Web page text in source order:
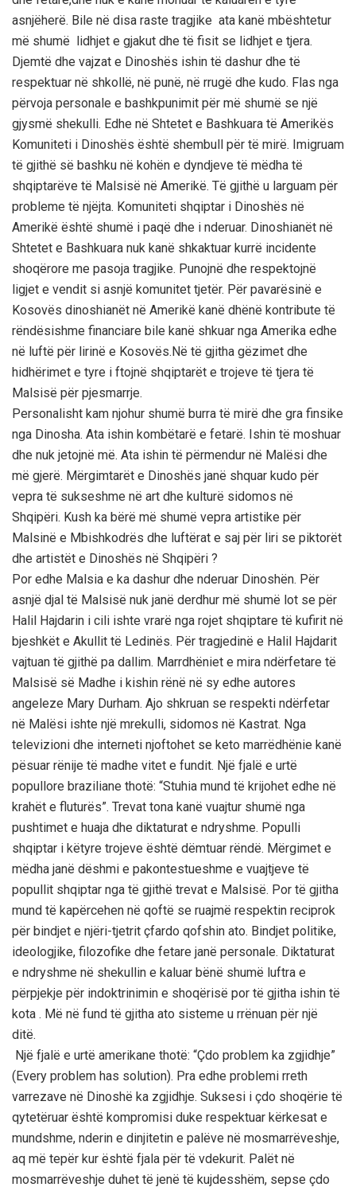
asnjёherё. Bile nё disa raste tragjike ata kanё mbёshtetur
mё shumё lidhjet e gjakut dhe tё fisit se lidhjet e tjera.
Djemtё dhe vajzat e Dinoshёs ishin tё dashur dhe tё
respektuar nё shkollё, nё punё, nё rrugё dhe kudo. Flas nga
pёrvoja personale e bashkpunimit pёr mё shumё se njё
gjysmё shekulli. Edhe nё Shtetet e Bashkuara tё Amerikёs
Komuniteti i Dinoshёs ёshtё shembull pёr tё mirё. Imigruam
tё gjithё sё bashku nё kohёn e dyndjeve tё mёdha tё
shqiptarёve tё Malsisё nё Amerikё. Tё gjithё u larguam pёr
probleme tё njёjta. Komuniteti shqiptar i Dinoshёs nё
Amerikё ёshtё shumё i paqё dhe i nderuar. Dinoshianёt nё
Shtetet e Bashkuara nuk kanё shkaktuar kurrё incidente
shoqёrore me pasoja tragjike. Punojnё dhe respektojnё
ligjet e vendit si asnjё komunitet tjetёr. Pёr pavarёsinё e
Kosovёs dinoshianёt nё Amerikё kanё dhёnё kontribute tё
rёndёsishme financiare bile kanё shkuar nga Amerika edhe
nё luftё pёr lirinё e Kosovёs.Nё tё gjitha gёzimet dhe
hidhёrimet e tyre i ftojnё shqiptarёt e trojeve tё tjera tё
Malsisё pёr pjesmarrje.
Personalisht kam njohur shumё burra tё mirё dhe gra finsike
nga Dinosha. Ata ishin kombёtarё e fetarё. Ishin tё moshuar
dhe nuk jetojnё mё. Ata ishin tё pёrmendur nё Malёsi dhe
mё gjerё. Mёrgimtarёt e Dinoshёs janё shquar kudo pёr
vepra tё sukseshme nё art dhe kulturё sidomos nё
Shqipёri. Kush ka bёrё mё shumё vepra artistike pёr
Malsinё e Mbishkodrёs dhe luftёrat e saj pёr liri se piktorёt
dhe artistёt e Dinoshёs nё Shqipёri ?
Por edhe Malsia e ka dashur dhe nderuar Dinoshёn. Pёr
asnjё djal tё Malsisё nuk janё derdhur mё shumё lot se pёr
Halil Hajdarin i cili ishte vrarё nga rojet shqiptare tё kufirit nё
bjeshkёt e Akullit tё Ledinёs. Pёr tragjedinё e Halil Hajdarit
vajtuan tё gjithё pa dallim. Marrdhёniet e mira ndёrfetare tё
Malsisё sё Madhe i kishin rёnё nё sy edhe autores
angeleze Mary Durham. Ajo shkruan se respekti ndёrfetar
nё Malёsi ishte njё mrekulli, sidomos nё Kastrat. Nga
televizioni dhe interneti njoftohet se keto marrёdhёnie kanё
pёsuar rёnije tё madhe vitet e fundit. Njё fjalё e urtё
popullore braziliane thotё: “Stuhia mund tё krijohet edhe nё
krahёt e fluturёs”. Trevat tona kanё vuajtur shumё nga
pushtimet e huaja dhe diktaturat e ndryshme. Populli
shqiptar i kёtyre trojeve ёshtё dёmtuar rёndё. Mёrgimet e
mёdha janё dёshmi e pakontestueshme e vuajtjeve tё
popullit shqiptar nga tё gjithё trevat e Malsisё. Por tё gjitha
mund tё kapёrcehen nё qoftё se ruajmё respektin reciprok
pёr bindjet e njёri-tjetrit çfardo qofshin ato. Bindjet politike,
ideologjike, filozofike dhe fetare janё personale. Diktaturat
e ndryshme nё shekullin e kaluar bёnё shumё luftra e
pёrpjekje pёr indoktrinimin e shoqёrisё por tё gjitha ishin tё
kota . Mё nё fund tё gjitha ato sisteme u rrёnuan pёr njё
ditё.
Njё fjalё e urtё amerikane thotё: “Çdo problem ka zgjidhje”
(Every problem has solution). Pra edhe problemi rreth
varrezave nё Dinoshё ka zgjidhje. Suksesi i çdo shoqёrie tё
qytetёruar ёshtё kompromisi duke respektuar kёrkesat e
mundshme, nderin e dinjitetin e palёve nё mosmarrёveshje,
aq mё tepёr kur ёshtё fjala pёr tё vdekurit. Palёt nё
mosmarrёveshje duhet tё jenё tё kujdesshёm, sepse çdo